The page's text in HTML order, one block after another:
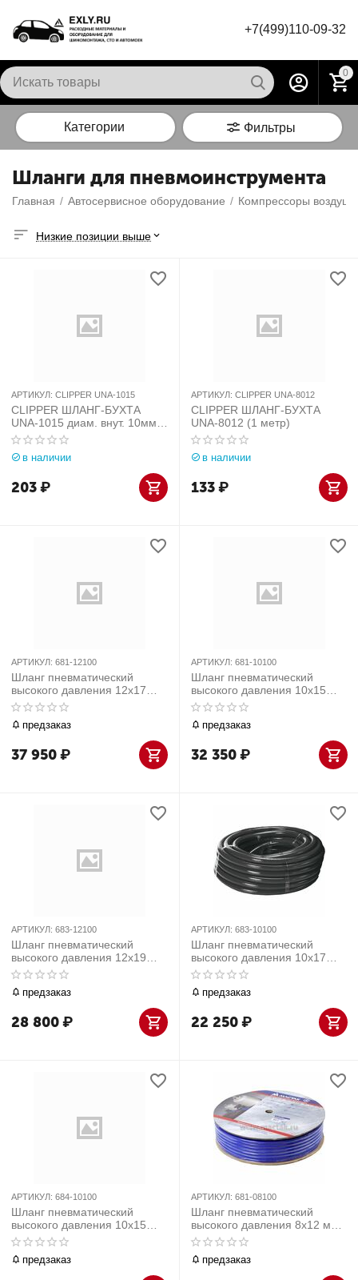
+7(499)110-09-32
0
Категории Фильтры
Шланги для пневмоинструмента
Главная / Автосервисное оборудование / Компрессоры
Низкие позиции выше
АРТИКУЛ: CLIPPER UNA-1015
CLIPPER ШЛАНГ-БУХТА
UNA-1015 диам. внут. 10мм,
внеш. 15мм (1 метр)
в наличии
203₽
АРТИКУЛ: CLIPPER UNA-8012
CLIPPER ШЛАНГ-БУХТА
UNA-8012 (1 метр)
в наличии
133₽
АРТИКУЛ: 681-12100
Шланг пневматический
высокого давления 12х17
мм, бухта 100 м,
полиуретановый МАСТАК
681-12100
предзаказ
37 950₽
АРТИКУЛ: 681-10100
Шланг пневматический
высокого давления 10х15
мм, бухта 100 м,
полиуретановый МАСТАК
681-10100
предзаказ
32 350₽
АРТИКУЛ: 683-12100
Шланг пневматический
высокого давления 12х19
мм, бухта 100 м, резиновый
МАСТАК 683-12100
предзаказ
28 800₽
АРТИКУЛ: 683-10100
Шланг пневматический
высокого давления 10х17
мм, бухта 100 м, резиновый
МАСТАК 683-10100
предзаказ
22 250₽
АРТИКУЛ: 684-10100
Шланг пневматический
высокого давления 10х15
мм, бухта 100 м,
поливинилхлоридный, гибкий
предзаказ
АРТИКУЛ: 681-08100
Шланг пневматический
высокого давления 8х12 мм,
бухта 100 м, полиуретановый
МАСТАК 681-08100
предзаказ